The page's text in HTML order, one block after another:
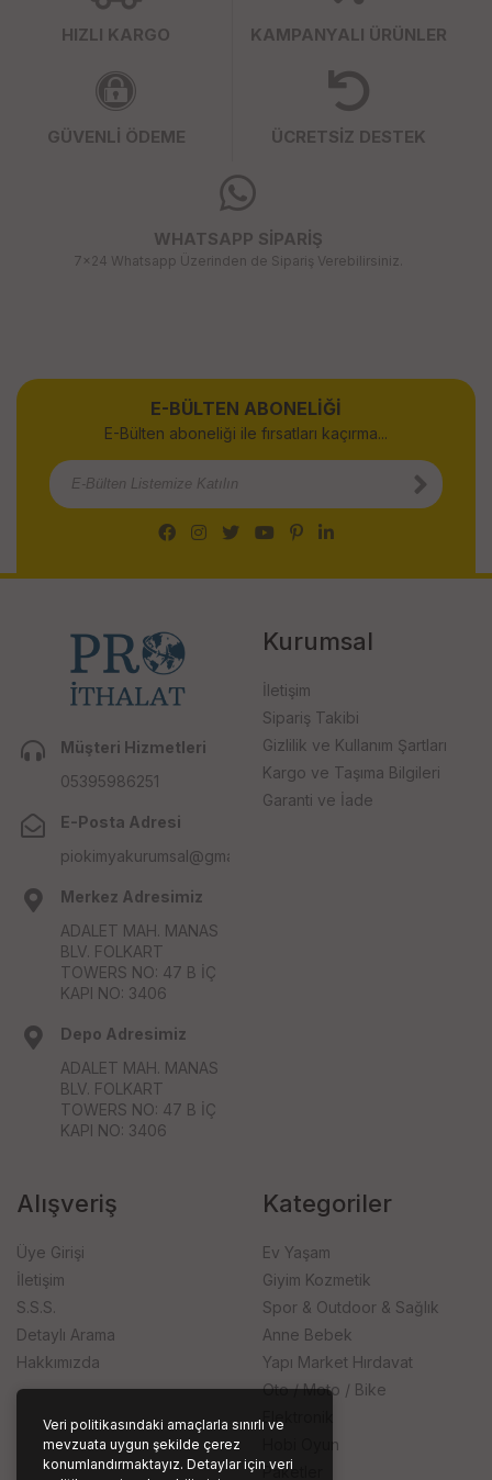
Veri politikasındaki amaçlarla sınırlı ve
mevzuata uygun şekilde çerez
konumlandırmaktayız. Detaylar için veri
HIZLI KARGO KAMPANYALI ÜRÜNLER
GÜVENLİ ÖDEME ÜCRETSİZ DESTEK
WHATSAPP SİPARİŞ
7x24 Whatsapp Üzerinden de Sipariş Verebilirsiniz.
E-BÜLTEN ABONELİĞİ
E-Bülten aboneliği ile fırsatları kaçırma...
Müşteri Hizmetleri
05395986251
E-Posta Adresi
piokimyakurumsal@gmail.com
Merkez Adresimiz
ADALET MAH. MANAS
BLV. FOLKART
TOWERS NO: 47 B İÇ
KAPI NO: 3406
Depo Adresimiz
ADALET MAH. MANAS
BLV. FOLKART
TOWERS NO: 47 B İÇ
KAPI NO: 3406
Kurumsal
İletişim
Sipariş Takibi
Gizlilik ve Kullanım Şartları
Kargo ve Taşıma Bilgileri
Garanti ve İade
Alışveriş
Üye Girişi
İletişim
S.S.S.
Detaylı Arama
Hakkımızda
Kategoriler
Ev Yaşam
Giyim Kozmetik
Spor & Outdoor & Sağlık
Anne Bebek
Yapı Market Hırdavat
Oto / Moto / Bike
Hobi Oyun
Paketler